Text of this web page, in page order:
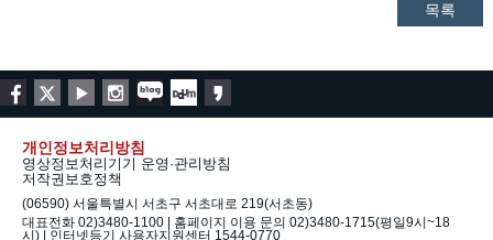
목록
개인정보처리방침
영상정보처리기기 운영·관리방침
저작권보호정책
(06590) 서울특별시 서초구 서초대로 219(서초동)
대표전화 02)3480-1100 | 홈페이지 이용 문의 02)3480-1715(평일9시~18
시) | 인터넷등기 사용자지원센터 1544-0770